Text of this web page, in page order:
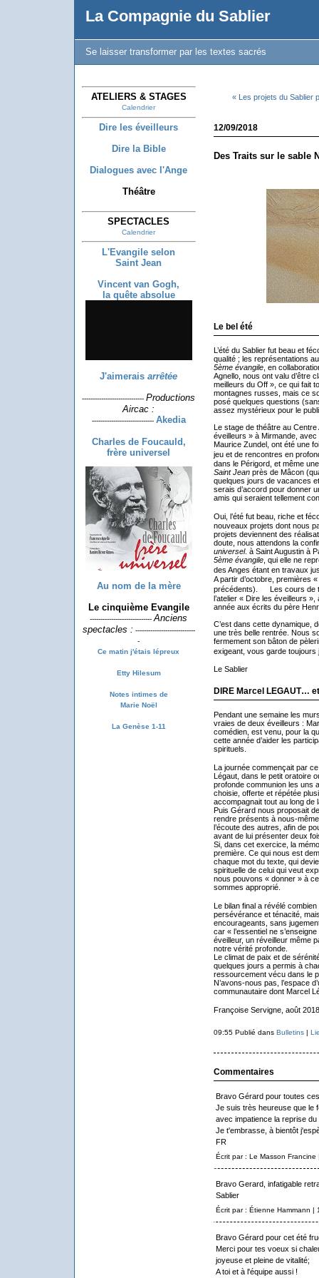
La Compagnie du Sablier
Se laisser transformer par les textes sacrés
ATELIERS & STAGES
Calendrier
Dire les éveilleurs
Dire la Bible
Dialogues avec l'Ange
Théâtre
SPECTACLES
Calendrier
L'Evangile selon
Saint Jean
Vincent van Gogh,
la quête absolue
J'aimerais arrêtée
----------------------------- Productions
Aircac :
----------------------------- Akedia
Charles de Foucauld,
frère universel
Au nom de la mère
Le cinquième Evangile
-----------------------------Anciens
spectacles : ----------------------------
-
Ce matin j'étais lépreux
Etty Hilesum
Notes intimes de
Marie Noël
La Genèse 1-11
« Les projets du Sablier
12/09/2018
Des Traits sur le sable
Le bel été
L’été du Sablier fut beau et
qualité ; les représentations
5ème évangile, en
Agnello, nous ont valu d’être
meilleurs du Off », ce qui fait
montagnes russes, mais ce
posé quelques questions
assez mystérieux pour le
Le stage de théâtre au
éveilleurs » à Mirmande,
Maurice Zundel, ont été une
jeu et de rencontres en
dans le Périgord, et même
Saint Jeanprès de Mâcon
quelques jours de vacances
serais d’accord pour donner
amis qui seraient tellement
Oui, l’été fut beau, riche et
nouveaux projets dont nous
projets deviennent des
doute, nous attendons la
universel. à Saint Augustin à
5ème évangile, qui elle ne
des Anges étant en travaux
A partir d’octobre, premières
précédents). Les cours de
l’atelier « Dire les éveilleurs
année aux écrits du père
C’est dans cette dynamique,
une très belle rentrée. Nous
fermement son bâton de
exigeant, vous garde
Le Sablier
DIRE Marcel LEGAUT…
Pendant une semaine les
vraies de deux éveilleurs :
comédien, est venu, pour la
cette année d’aider les
spirituels.
La journée commençait par
Légaut, dans le petit oratoire
profonde communion les uns
choisie, offerte et répétée
accompagnait tout au long de
Puis Gérard nous proposait
rendre présents à nous-
l’écoute des autres, afin de
avant de lui présenter deux
Si, dans cet exercice, la
première. Ce qui nous est
chaque mot du texte, qui
spirituelle de celui qui veut
nous pouvons « donner » à
sommes approprié.
Le bilan final a révélé
persévérance et ténacité,
encourageants, sans
car « l’essentiel ne
éveilleur, un réveilleur même
notre vérité profonde.
Le climat de paix et de
quelques jours a permis à
ressourcement vécu dans le
N’avons-nous pas, l’espace
communautaire dont Marcel
Françoise Servigne, août 2018
09:55 Publié dans Bulletins|
Commentaires
Bravo Gérard pour toutes
Je suis très heureuse que le
avec impatience la reprise du
Je t'embrasse, à bientôt
FR
Écrit par : Le Masson
Bravo Gerard, infatigable
Sablier
Écrit par : Étienne Hammann |
Bravo Gérard pour cet été
Merci pour tes voeux si
joyeuse et pleine de vitalité;
A toi et à l'équipe aussi !